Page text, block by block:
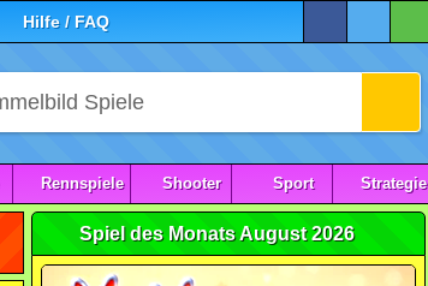
Hilfe / FAQ
Rennspiele Shooter Sport Strategie
Spiel des Monats August 2026